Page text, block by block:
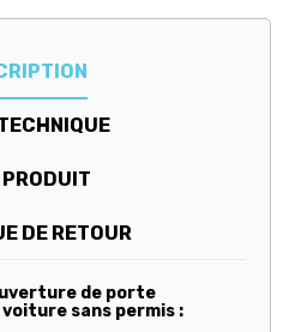
DE RETOUR
de porte
sans permis :